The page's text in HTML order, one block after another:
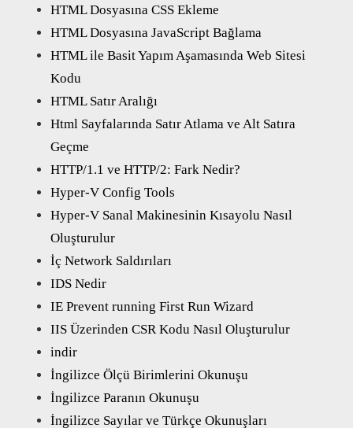
HTML Dosyasına CSS Ekleme
HTML Dosyasına JavaScript Bağlama
HTML ile Basit Yapım Aşamasında Web Sitesi
Kodu
HTML Satır Aralığı
Html Sayfalarında Satır Atlama ve Alt Satıra
Geçme
HTTP/1.1 ve HTTP/2: Fark Nedir?
Hyper-V Config Tools
Hyper-V Sanal Makinesinin Kısayolu Nasıl
Oluşturulur
İç Network Saldırıları
IDS Nedir
IE Prevent running First Run Wizard
IIS Üzerinden CSR Kodu Nasıl Oluşturulur
indir
İngilizce Ölçü Birimlerini Okunuşu
İngilizce Paranın Okunuşu
İngilizce Sayılar ve Türkçe Okunuşları